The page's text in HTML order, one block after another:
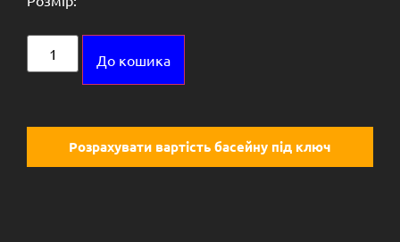
До кошика
Розрахувати вартість басейну під ключ